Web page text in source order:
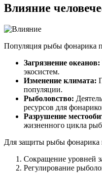
Влияние
Популяция рыбы фонарика
Загрязнение океанов:
экосистем.
Изменение климата:
популяции.
Рыболовство:
ресурсов для
Разрушение
жизненного цикла
Для защиты рыбы фонарика
Сокращение уровней
Регулирование